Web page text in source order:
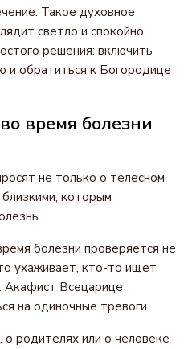
Такое духовное
светло и спокойно.
решения: включить
и обратиться к Богородице
время болезни
не только о телесном
которым
болезни проверяется не
ухаживает, кто-то ищет
Акафист Всецарице
на одиночные тревоги.
о родителях или о человеке